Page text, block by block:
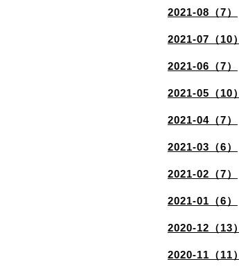
2021-08（7）
2021-07（10）
2021-06（7）
2021-05（10）
2021-04（7）
2021-03（6）
2021-02（7）
2021-01（6）
2020-12（13）
2020-11（11）